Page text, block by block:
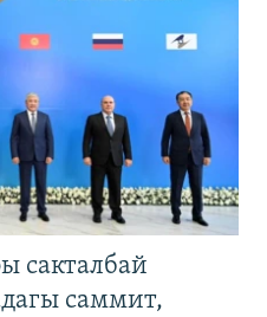
сакталбай
саммит,